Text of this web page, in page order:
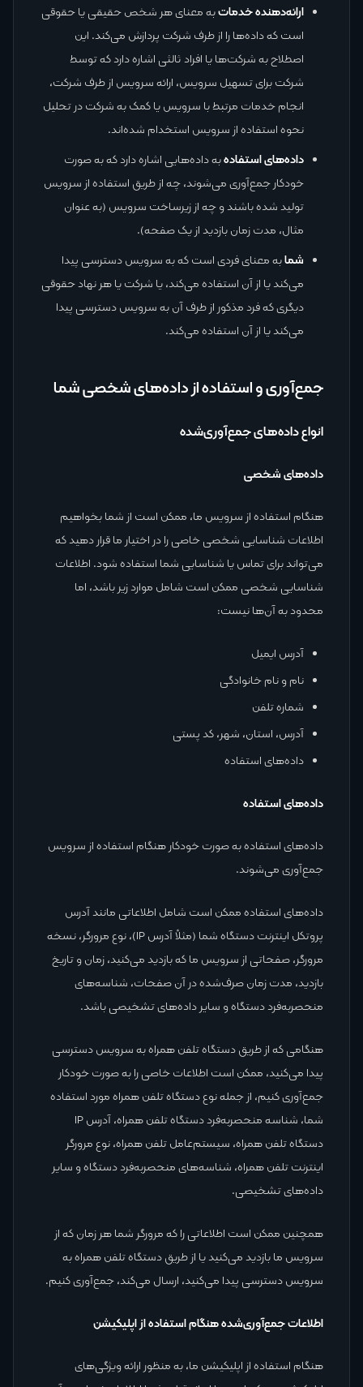
ارائه‌دهنده خدماتبه معنای هر شخص حقیقی یا حقوقی
است که داده‌ها را از طرف شرکت پردازش می‌کند. این
اصطلاح به شرکت‌ها یا افراد ثالثی اشاره دارد که توسط
شرکت برای تسهیل سرویس، ارائه سرویس از طرف شرکت،
انجام خدمات مرتبط با سرویس یا کمک به شرکت در تحلیل
نحوه استفاده از سرویس استخدام شده‌اند.
داده‌های استفادهبه داده‌هایی اشاره دارد که به صورت
خودکار جمع‌آوری می‌شوند، چه از طریق استفاده از سرویس
تولید شده باشند و چه از زیرساخت سرویس (به عنوان
مثال، مدت زمان بازدید از یک صفحه).
شمابه معنای فردی است که به سرویس دسترسی پیدا
می‌کند یا از آن استفاده می‌کند، یا شرکت یا هر نهاد حقوقی
دیگری که فرد مذکور از طرف آن به سرویس دسترسی پیدا
می‌کند یا از آن استفاده می‌کند.
جمع‌آوری و استفاده از داده‌های شخصی شما
انواع داده‌های جمع‌آوری‌شده
داده‌های شخصی
هنگام استفاده از سرویس ما، ممکن است از شما بخواهیم
اطلاعات شناسایی شخصی خاصی را در اختیار ما قرار دهید که
می‌تواند برای تماس یا شناسایی شما استفاده شود. اطلاعات
شناسایی شخصی ممکن است شامل موارد زیر باشد، اما
محدود به آن‌ها نیست:
آدرس ایمیل
نام و نام خانوادگی
شماره تلفن
آدرس، استان، شهر، کد پستی
داده‌های استفاده
داده‌های استفاده
داده‌های استفاده به صورت خودکار هنگام استفاده از سرویس
جمع‌آوری می‌شوند.
داده‌های استفاده ممکن است شامل اطلاعاتی مانند آدرس
پروتکل اینترنت دستگاه شما (مثلاً آدرس IP)، نوع مرورگر، نسخه
مرورگر، صفحاتی از سرویس ما که بازدید می‌کنید، زمان و تاریخ
بازدید، مدت زمان صرف‌شده در آن صفحات، شناسه‌های
منحصربه‌فرد دستگاه و سایر داده‌های تشخیصی باشد.
هنگامی که از طریق دستگاه تلفن همراه به سرویس دسترسی
پیدا می‌کنید، ممکن است اطلاعات خاصی را به صورت خودکار
جمع‌آوری کنیم، از جمله نوع دستگاه تلفن همراه مورد استفاده
شما، شناسه منحصربه‌فرد دستگاه تلفن همراه، آدرس IP
دستگاه تلفن همراه، سیستم‌عامل تلفن همراه، نوع مرورگر
اینترنت تلفن همراه، شناسه‌های منحصربه‌فرد دستگاه و سایر
داده‌های تشخیصی.
همچنین ممکن است اطلاعاتی را که مرورگر شما هر زمان که از
سرویس ما بازدید می‌کنید یا از طریق دستگاه تلفن همراه به
سرویس دسترسی پیدا می‌کنید، ارسال می‌کند، جمع‌آوری کنیم.
اطلاعات جمع‌آوری‌شده هنگام استفاده از اپلیکیشن
هنگام استفاده از اپلیکیشن ما، به منظور ارائه ویژگی‌های